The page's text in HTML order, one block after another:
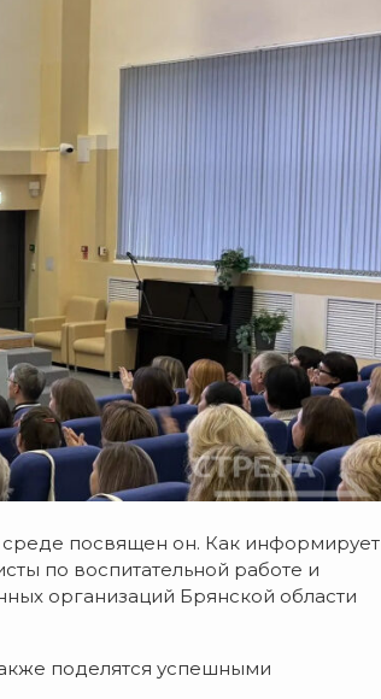
посвящен он. Как информирует
по воспитательной работе и
организаций Брянской области
поделятся успешными